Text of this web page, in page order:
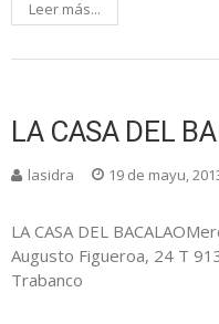
Leer más...
LA CASA DEL
lasidra 19 de mayu,
LA CASA DEL
Augusto Figueroa, 24 T
Trabanco